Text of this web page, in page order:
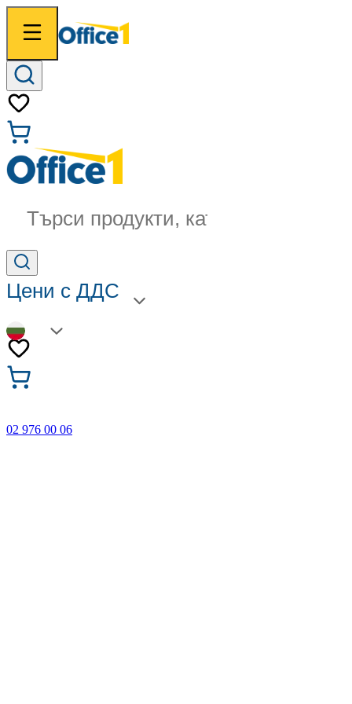
Търси продукти, категории...
Цени с ДДС
BG
02 976 00 06